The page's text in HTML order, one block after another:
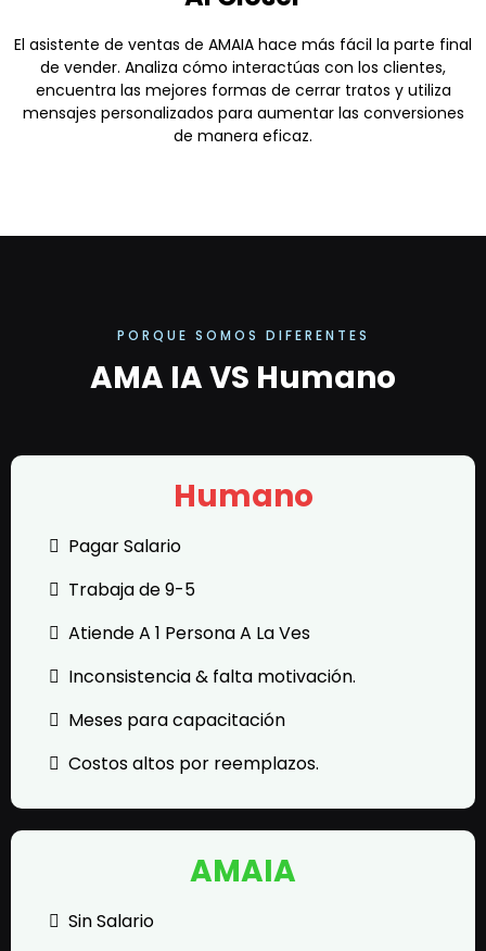
El asistente de ventas de AMAIA hace más fácil la parte final
de vender. Analiza cómo interactúas con los clientes,
encuentra las mejores formas de cerrar tratos y utiliza
mensajes personalizados para aumentar las conversiones
de manera eficaz.
PORQUE SOMOS DIFERENTES
AMA IA VS Humano
Humano
Pagar Salario
Trabaja de 9-5
Atiende A 1 Persona A La Ves
Inconsistencia & falta motivación.
Meses para capacitación
Costos altos por reemplazos.
AMAIA
Sin Salario